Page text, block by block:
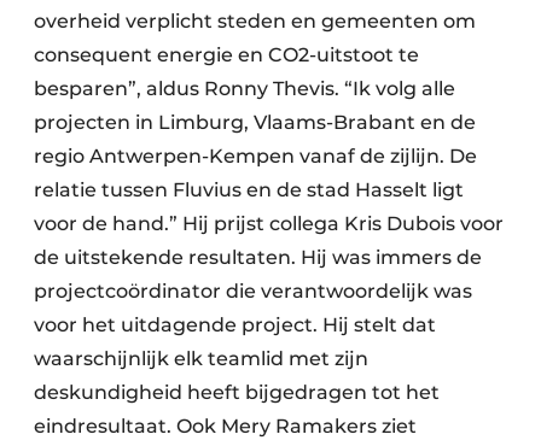
overheid verplicht steden en gemeenten om
consequent energie en CO2-uitstoot te
besparen”, aldus Ronny Thevis. “Ik volg alle
projecten in Limburg, Vlaams-Brabant en de
regio Antwerpen-Kempen vanaf de zijlijn. De
relatie tussen Fluvius en de stad Hasselt ligt
voor de hand.” Hij prijst collega Kris Dubois voor
de uitstekende resultaten. Hij was immers de
projectcoördinator die verantwoordelijk was
voor het uitdagende project. Hij stelt dat
waarschijnlijk elk teamlid met zijn
deskundigheid heeft bijgedragen tot het
eindresultaat. Ook Mery Ramakers ziet